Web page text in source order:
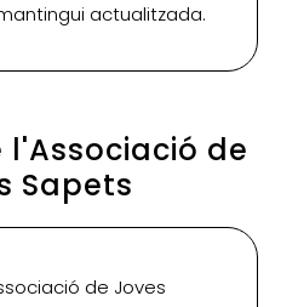
actualitzada.
de
Sapets
de Joves